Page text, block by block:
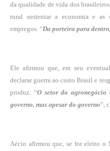
da qualidade de vida dos
rural sustentar a economia e as
empregos. “Da porteira para
Ele afirmou que, em seu
declarar guerra ao custo Brasil e
produz. “O setor do
governo, mas apesar do governo”,
Aécio afirmou que, se for eleito o